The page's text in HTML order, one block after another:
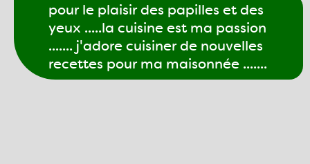
pour le plaisir des papilles et des
yeux .....la cuisine est ma passion
....... j'adore cuisiner de nouvelles
recettes pour ma maisonnée .......